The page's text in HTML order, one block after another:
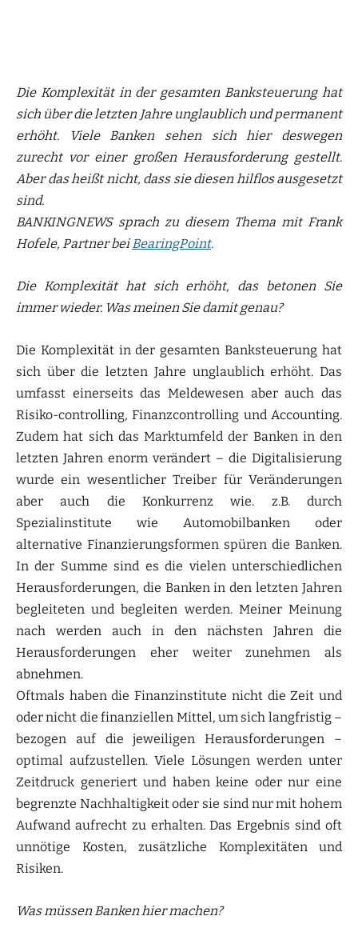
Die Komplexität in der gesamten Banksteuerung hat
sich über die letzten Jahre unglaublich und permanent
erhöht. Viele Banken sehen sich hier deswegen
zurecht vor einer großen Herausforderung gestellt.
Aber das heißt nicht, dass sie diesen hilflos ausgesetzt
sind.
BANKINGNEWS sprach zu diesem Thema mit Frank
Hofele, Partner beiBearingPoint.
Die Komplexität hat sich erhöht, das betonen Sie
immer wieder. Was meinen Sie damit genau?
Die Komplexität in der gesamten Banksteuerung hat
sich über die letzten Jahre unglaublich erhöht. Das
umfasst einerseits das Meldewesen aber auch das
Risiko-controlling, Finanzcontrolling und Accounting.
Zudem hat sich das Marktumfeld der Banken in den
letzten Jahren enorm verändert – die Digitalisierung
wurde ein wesentlicher Treiber für Veränderungen
aber auch die Konkurrenz wie. z.B. durch
Spezialinstitute wie Automobilbanken oder
alternative Finanzierungsformen spüren die Banken.
In der Summe sind es die vielen unterschiedlichen
Herausforderungen, die Banken in den letzten Jahren
begleiteten und begleiten werden. Meiner Meinung
nach werden auch in den nächsten Jahren die
Herausforderungen eher weiter zunehmen als
abnehmen.
Oftmals haben die Finanzinstitute nicht die Zeit und
oder nicht die finanziellen Mittel, um sich langfristig –
bezogen auf die jeweiligen Herausforderungen –
optimal aufzustellen. Viele Lösungen werden unter
Zeitdruck generiert und haben keine oder nur eine
begrenzte Nachhaltigkeit oder sie sind nur mit hohem
Aufwand aufrecht zu erhalten. Das Ergebnis sind oft
unnötige Kosten, zusätzliche Komplexitäten und
Risiken.
Was müssen Banken hier machen?